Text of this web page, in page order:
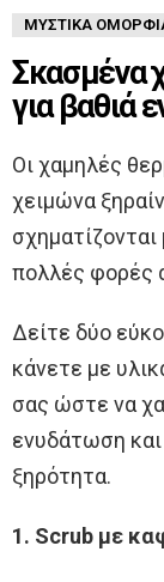
ΜΥΣΤΙΚΆ
Σκασμένα
για βαθιά
Οι χαμηλές
χειμώνα
πολλές φορές
Δείτε δύο
κάνετε με
σας ώστε να
ενυδάτωση
ξηρότητα.
1. Scrub με